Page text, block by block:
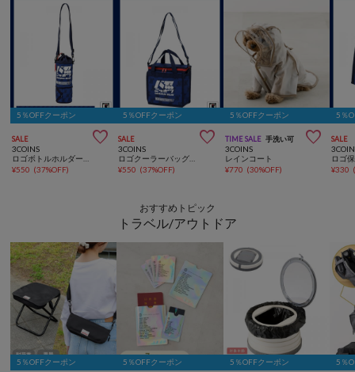
5％OFFクーポン
SALE 
3COINS
¥550 (37%OFF)
5％OFFクーポン
SALE 
3COINS
¥550 (37%OFF)
5％OFFクーポン
TIME SALE 手洗い可 
3COINS
レインコート
¥770 (30%OFF)
5％
SALE
¥330
おすすめトピック
トラベル/アウトドア
5％OFFクーポン 5％OFFクーポン 5％OFFクーポン 5％